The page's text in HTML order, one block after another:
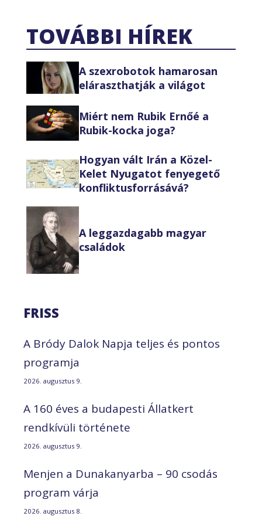
TOVÁBBI HÍREK
A szexrobotok hamarosan
eláraszthatják a világot
Miért nem Rubik Ernőé a
Rubik-kocka joga?
Hogyan vált Irán a Közel-
Kelet Nyugatot fenyegető
konfliktusforrásává?
A leggazdagabb magyar
családok
FRISS
A Bródy Dalok Napja teljes és pontos
programja
2026. augusztus 9.
A 160 éves a budapesti Állatkert
rendkívüli története
2026. augusztus 9.
Menjen a Dunakanyarba – 90 csodás
program várja
2026. augusztus 8.